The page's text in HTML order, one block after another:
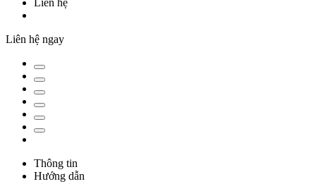
Liên hệ
Liên hệ ngay
Thông tin
Hướng dẫn